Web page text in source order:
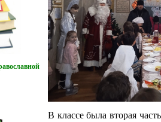
В классе была вторая